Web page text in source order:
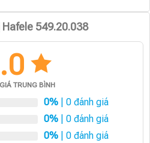
549.20.038
TRUNG BÌNH
0% | 0 đánh giá
0% | 0 đánh giá
0% | 0 đánh giá